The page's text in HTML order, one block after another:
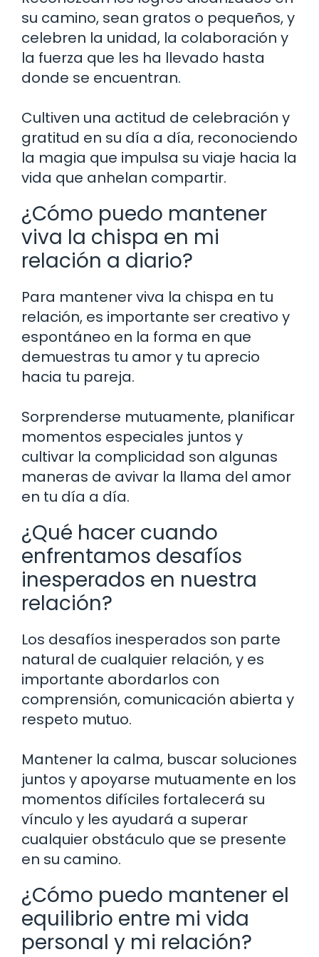
su camino, sean gratos o pequeños, y
celebren la unidad, la colaboración y
la fuerza que les ha llevado hasta
donde se encuentran.
Cultiven una actitud de celebración y
gratitud en su día a día, reconociendo
la magia que impulsa su viaje hacia la
vida que anhelan compartir.
¿Cómo puedo mantener
viva la chispa en mi
relación a diario?
Para mantener viva la chispa en tu
relación, es importante ser creativo y
espontáneo en la forma en que
demuestras tu amor y tu aprecio
hacia tu pareja.
Sorprenderse mutuamente, planificar
momentos especiales juntos y
cultivar la complicidad son algunas
maneras de avivar la llama del amor
en tu día a día.
¿Qué hacer cuando
enfrentamos desafíos
inesperados en nuestra
relación?
Los desafíos inesperados son parte
natural de cualquier relación, y es
importante abordarlos con
comprensión, comunicación abierta y
respeto mutuo.
Mantener la calma, buscar soluciones
juntos y apoyarse mutuamente en los
momentos difíciles fortalecerá su
vínculo y les ayudará a superar
cualquier obstáculo que se presente
en su camino.
¿Cómo puedo mantener el
equilibrio entre mi vida
personal y mi relación?